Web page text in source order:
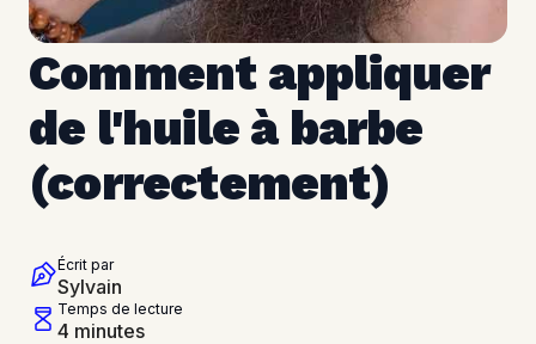
Comment appliquer
de l'huile à barbe
(correctement)
Écrit par
Sylvain
Temps de lecture
4 minutes